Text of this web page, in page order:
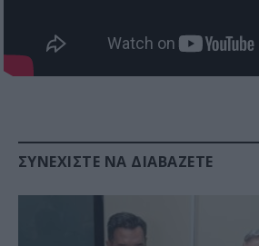
ΣΥΝΕΧΊΣΤΕ ΝΑ ΔΙΑΒΆΖΕΤΕ